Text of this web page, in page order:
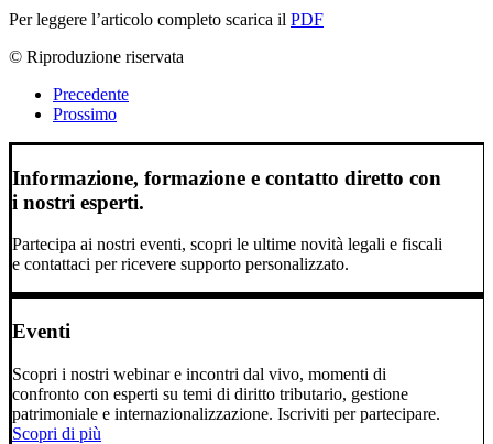
Per leggere l’articolo completo scarica il PDF
© Riproduzione riservata
Precedente
Prossimo
Informazione, formazione e contatto diretto con
i nostri esperti.
Partecipa ai nostri eventi, scopri le ultime novità legali e fiscali
e contattaci per ricevere supporto personalizzato.
Eventi
Scopri i nostri webinar e incontri dal vivo, momenti di
confronto con esperti su temi di diritto tributario, gestione
patrimoniale e internazionalizzazione. Iscriviti per partecipare.
Scopri di più